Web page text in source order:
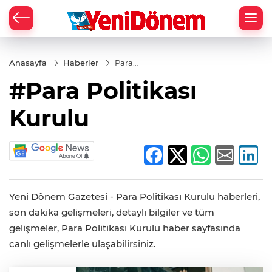
Anasayfa Haberler
Para
Kurulu
#Para Politikası
Kurulu
Yeni Dönem Gazetesi - Para Politikası Kurulu haberleri,
son dakika gelişmeleri, detaylı bilgiler ve tüm
gelişmeler, Para Politikası Kurulu haber sayfasında
canlı gelişmelerle ulaşabilirsiniz.